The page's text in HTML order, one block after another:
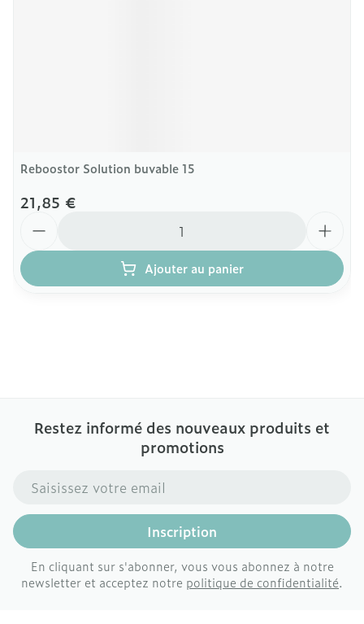
Reboostor Solution buvable 15
21,85 €
Ajouter au panier
Restez informé des nouveaux produits et
promotions
Adresse mail
Inscription
En cliquant sur s'abonner, vous vous abonnez à notre
newsletter et acceptez notre politique de confidentialité.